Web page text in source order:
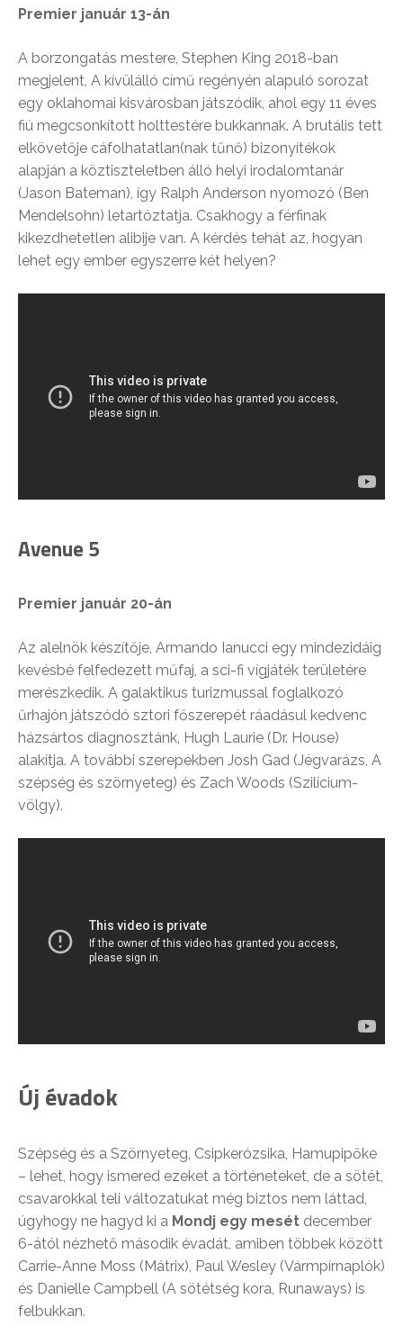
Premier január 13-án
A borzongatás mestere, Stephen King 2018-ban
megjelent, A kívülálló című regényén alapuló sorozat
egy oklahomai kisvárosban játszódik, ahol egy 11 éves
fiú megcsonkított holttestére bukkannak. A brutális tett
elkövetője cáfolhatatlan(nak tűnő) bizonyítékok
alapján a köztiszteletben álló helyi irodalomtanár
(Jason Bateman), így Ralph Anderson nyomozó (Ben
Mendelsohn) letartóztatja. Csakhogy a férfinak
kikezdhetetlen alibije van. A kérdés tehát az, hogyan
lehet egy ember egyszerre két helyen?
Avenue 5
Premier január 20-án
Az alelnök készítője, Armando Ianucci egy mindezidáig
kevésbé felfedezett műfaj, a sci-fi vígjáték területére
merészkedik. A galaktikus turizmussal foglalkozó
űrhajón játszódó sztori főszerepét ráadásul kedvenc
házsártos diagnosztánk, Hugh Laurie (Dr. House)
alakítja. A további szerepekben Josh Gad (Jégvarázs, A
szépség és szörnyeteg) és Zach Woods (Szilícium-
völgy).
Új évadok
Szépség és a Szörnyeteg, Csipkerózsika, Hamupipőke
– lehet, hogy ismered ezeket a történeteket, de a sötét,
csavarokkal teli változatukat még biztos nem láttad,
úgyhogy ne hagyd ki a Mondj egy mesét december
6-ától nézhető második évadát, amiben többek között
Carrie-Anne Moss (Mátrix), Paul Wesley (Vármpírnaplók)
és Danielle Campbell (A sötétség kora, Runaways) is
felbukkan.